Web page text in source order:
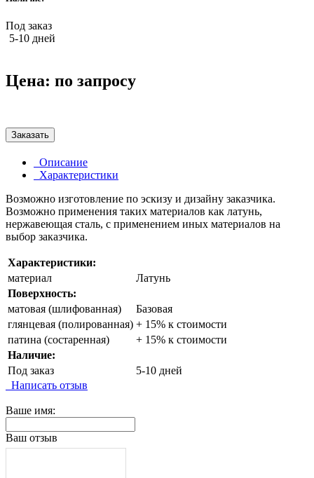
Под заказ
5-10 дней
Цена: по запросу
Заказать
Описание
Характеристики
Возможно изготовление по эскизу и дизайну заказчика.
Возможно применения таких материалов как латунь,
нержавеющая сталь, с применением иных материалов на
выбор заказчика.
Характеристики:
материал
Латунь
Поверхность:
матовая (шлифованная)
Базовая
глянцевая (полированная) + 15% к стоимости
патина (состаренная)
+ 15% к стоимости
Наличие:
Под заказ
5-10 дней
Написать отзыв
Ваше имя:
Ваш отзыв